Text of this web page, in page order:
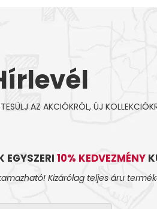
AZ AKCIÓKRÓL, ÚJ
EGYSZERI 10% KEDVEZMÉNY
Kizárólag teljes áru